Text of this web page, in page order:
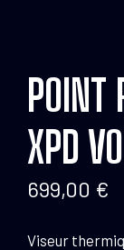
POINT
XPD
699,00 €
Viseur